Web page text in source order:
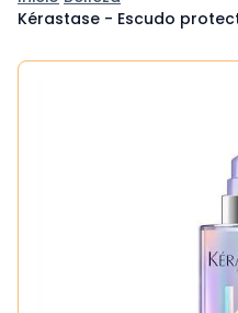
Kérastase - Escudo